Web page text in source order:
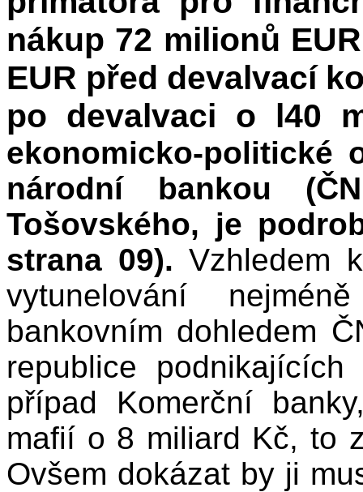
nákup 72 milionů
EUR před devalvací
po devalvaci o l40
ekonomicko-politické
národní bankou
Tošovského, je
strana 09).Vzhledem
vytunelování
bankovním dohledem
republice
případ Komerční
mafií o 8 miliard Kč, to
Ovšem dokázat by ji